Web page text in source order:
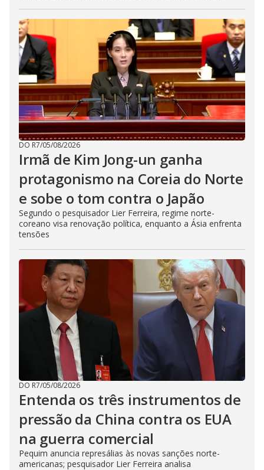
DO R7/05/08/2026
Irmã de Kim Jong-un ganha
protagonismo na Coreia do Norte
e sobe o tom contra o Japão
Segundo o pesquisador Lier Ferreira, regime norte-
coreano visa renovação política, enquanto a Ásia enfrenta
tensões
DO R7/05/08/2026
Entenda os três instrumentos de
pressão da China contra os EUA
na guerra comercial
Pequim anuncia represálias às novas sanções norte-
americanas; pesquisador Lier Ferreira analisa